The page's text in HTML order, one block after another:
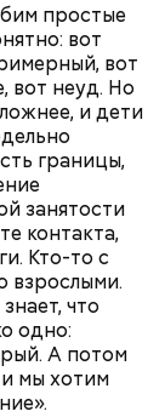
простые
вот
вот
вот неуд. Но
и дети
границы,
занятости
контакта,
Кто-то с
взрослыми.
что
одно:
А потом
и мы хотим